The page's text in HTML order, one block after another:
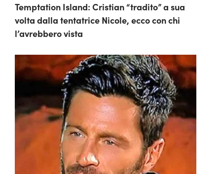
Temptation Island: Cristian “tradito” a sua
volta dalla tentatrice Nicole, ecco con chi
l’avrebbero vista